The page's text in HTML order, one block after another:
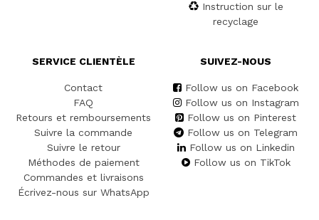
Instruction sur le
recyclage
SERVICE CLIENTÈLE
Contact
FAQ
Retours et remboursements
Suivre la commande
Suivre le retour
Méthodes de paiement
Commandes et livraisons
Écrivez-nous sur WhatsApp
SUIVEZ-NOUS
Follow us on Facebook
Follow us on Instagram
Follow us on Pinterest
Follow us on Telegram
Follow us on Linkedin
Follow us on TikTok